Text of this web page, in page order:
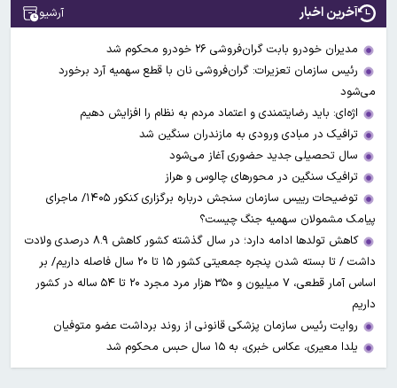
آخرین اخبار آرشیو
مدیران خودرو بابت گران‌فروشی ۲۶ خودرو محکوم شد
رئیس سازمان تعزیرات: گران‌فروشی نان با قطع سهمیه آرد برخورد
می‌شود
اژه‌ای: باید رضایتمندی و اعتماد مردم به نظام را افزایش دهیم
ترافیک در مبادی ورودی به مازندران سنگین شد
سال تحصیلی جدید حضوری آغاز می‌شود
ترافیک سنگین در محورهای چالوس و هراز
توضیحات رییس سازمان سنجش درباره برگزاری کنکور ۱۴۰۵/ ماجرای
پیامک مشمولان سهمیه جنگ چیست؟
کاهش تولدها ادامه دارد؛ در سال گذشته کشور کاهش ۸.۹ درصدی ولادت
داشت / تا بسته شدن پنجره جمعیتی کشور ۱۵ تا ۲۰ سال فاصله داریم/ بر
اساس آمار قطعی، ۷ میلیون و ۳۵۰ هزار مرد مجرد ۲۰ تا ۵۴ ساله در کشور
داریم
روایت رئیس سازمان پزشکی قانونی از روند برداشت عضو متوفیان
یلدا معیری، عکاس خبری، به ۱۵ سال حبس محکوم شد